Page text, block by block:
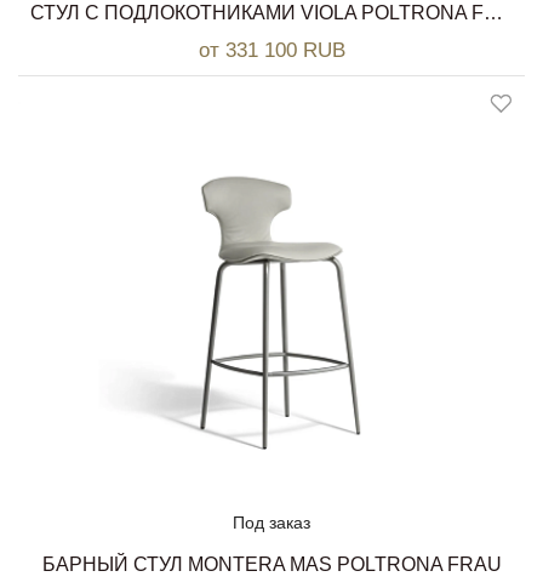
СТУЛ С ПОДЛОКОТНИКАМИ VIOLA POLTRONA FRAU
от 331 100 RUB
Под заказ
БАРНЫЙ СТУЛ MONTERA MAS POLTRONA FRAU